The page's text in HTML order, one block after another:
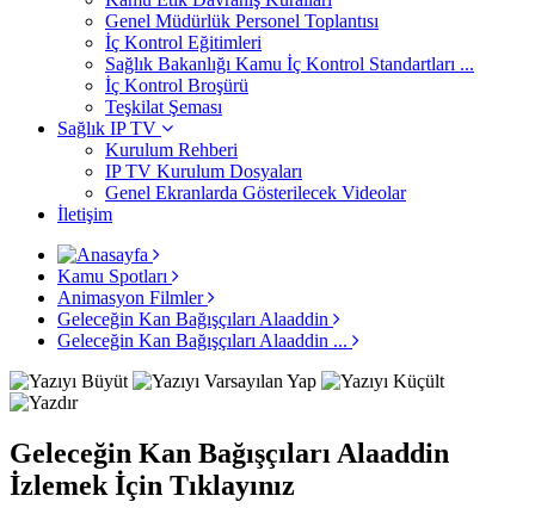
Genel Müdürlük Personel Toplantısı
İç Kontrol Eğitimleri
Sağlık Bakanlığı Kamu İç Kontrol Standartları ...
İç Kontrol Broşürü
Teşkilat Şeması
Sağlık IP TV
Kurulum Rehberi
IP TV Kurulum Dosyaları
Genel Ekranlarda Gösterilecek Videolar
İletişim
Kamu Spotları
Animasyon Filmler
Geleceğin Kan Bağışçıları Alaaddin
Geleceğin Kan Bağışçıları Alaaddin ...
Geleceğin Kan Bağışçıları Alaaddin
İzlemek İçin Tıklayınız